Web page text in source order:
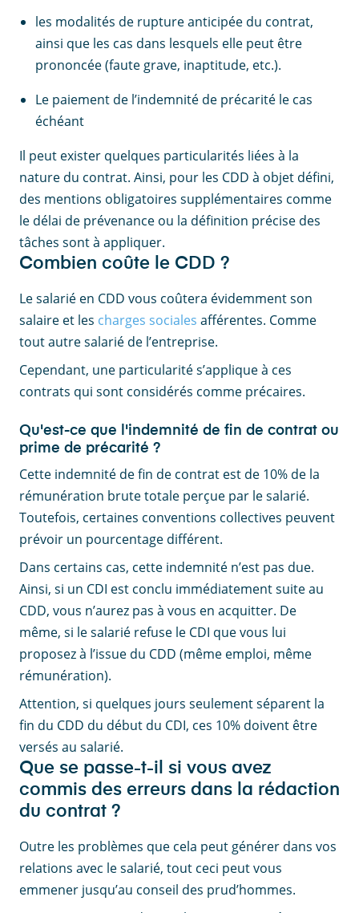
les modalités de rupture anticipée du contrat,
ainsi que les cas dans lesquels elle peut être
prononcée (faute grave, inaptitude, etc.).
Le paiement de l’indemnité de précarité le cas
échéant
Il peut exister quelques particularités liées à la
nature du contrat. Ainsi, pour les CDD à objet défini,
des mentions obligatoires supplémentaires comme
le délai de prévenance ou la définition précise des
tâches sont à appliquer.
Combien coûte le CDD ?
Le salarié en CDD vous coûtera évidemment son
salaire et les charges sociales afférentes. Comme
tout autre salarié de l’entreprise.
Cependant, une particularité s’applique à ces
contrats qui sont considérés comme précaires.
Qu'est-ce que l'indemnité de fin de contrat ou
prime de précarité ?
Cette indemnité de fin de contrat est de 10% de la
rémunération brute totale perçue par le salarié.
Toutefois, certaines conventions collectives peuvent
prévoir un pourcentage différent.
Dans certains cas, cette indemnité n’est pas due.
Ainsi, si un CDI est conclu immédiatement suite au
CDD, vous n’aurez pas à vous en acquitter. De
même, si le salarié refuse le CDI que vous lui
proposez à l’issue du CDD (même emploi, même
rémunération).
Attention, si quelques jours seulement séparent la
fin du CDD du début du CDI, ces 10% doivent être
versés au salarié.
Que se passe-t-il si vous avez
commis des erreurs dans la rédaction
du contrat ?
Outre les problèmes que cela peut générer dans vos
relations avec le salarié, tout ceci peut vous
emmener jusqu’au conseil des prud’hommes.